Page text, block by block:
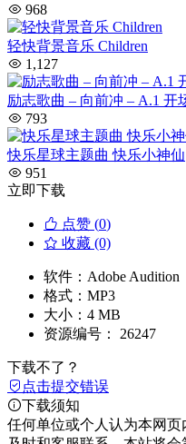
968
轻快背景音乐 Children
1,127
励志歌曲 – 向前冲 – A.1 开
793
快乐星球主题曲 快乐小神仙
951
立即下载
点赞 (0)
收藏 (0)
软件： Adobe Audition
格式： MP3
大小： 4 MB
资源编号： 26247
下载不了？
点击提交错误
下载须知
任何单位或个人认为本网